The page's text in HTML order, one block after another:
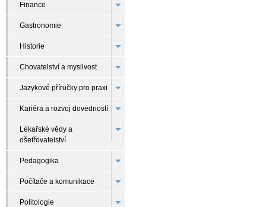
Finance
Gastronomie
Historie
Chovatelství a myslivost
Jazykové příručky pro praxi
Kariéra a rozvoj dovedností
Lékařské vědy a
ošetřovatelství
Pedagogika
Počítače a komunikace
Politologie